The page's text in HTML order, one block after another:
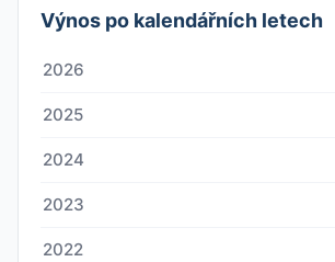
Výnos po kalendářních letech
2026
2025
2024
2023
2022